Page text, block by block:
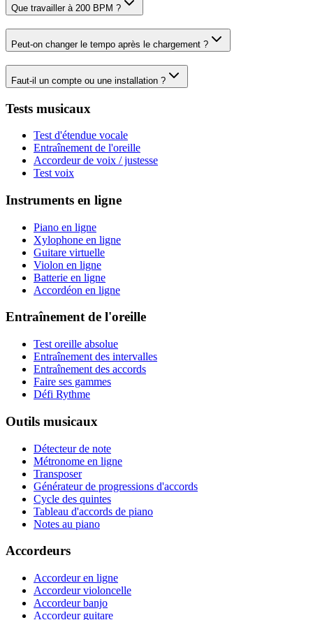
Que travailler à 200 BPM ?
Peut-on changer le tempo après le chargement ?
Faut-il un compte ou une installation ?
Tests musicaux
Test d'étendue vocale
Entraînement de l'oreille
Accordeur de voix / justesse
Test voix
Instruments en ligne
Piano en ligne
Xylophone en ligne
Guitare virtuelle
Violon en ligne
Batterie en ligne
Accordéon en ligne
Entraînement de l'oreille
Test oreille absolue
Entraînement des intervalles
Entraînement des accords
Faire ses gammes
Défi Rythme
Outils musicaux
Détecteur de note
Métronome en ligne
Transposer
Générateur de progressions d'accords
Cycle des quintes
Tableau d'accords de piano
Notes au piano
Accordeurs
Accordeur en ligne
Accordeur violoncelle
Accordeur banjo
Accordeur guitare